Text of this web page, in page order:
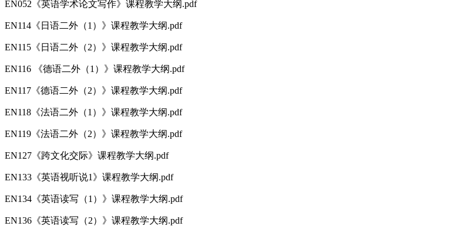
EN052《英语学术论文写作》课程教学大纲.pdf
EN114《日语二外（1）》课程教学大纲.pdf
EN115《日语二外（2）》课程教学大纲.pdf
EN116 《德语二外（1）》课程教学大纲.pdf
EN117《德语二外（2）》课程教学大纲.pdf
EN118《法语二外（1）》课程教学大纲.pdf
EN119《法语二外（2）》课程教学大纲.pdf
EN127《跨文化交际》课程教学大纲.pdf
EN133《英语视听说1》课程教学大纲.pdf
EN134《英语读写（1）》课程教学大纲.pdf
EN136《英语读写（2）》课程教学大纲.pdf